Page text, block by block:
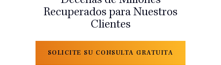
Recuperados para Nuestros
Clientes
SOLICITE SU CONSULTA GRATUITA